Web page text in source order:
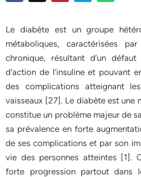
Le diabète est un groupe
métaboliques, caractérisées
chronique, résultant d’un
d’action de l’insuline et pouvant
des complications atteignant
vaisseaux [27]. Le diabète est une
constitue un problème majeur de
sa prévalence en forte
de ses complications et par son
vie des personnes atteintes [1].
forte progression partout dans